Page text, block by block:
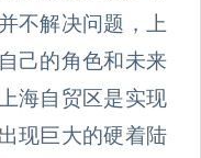
不解决问题，上
己的角色和未来
海自贸区是实现
现巨大的硬着陆